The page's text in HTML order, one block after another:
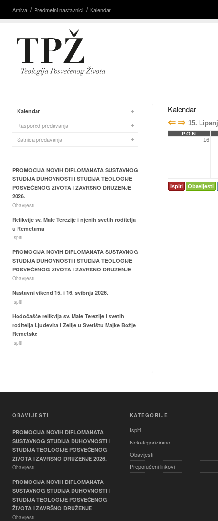
Arhiva Predmetni nastavnici Kalendar
Kalendar
⇐ ⇒ 15.
PON
16
Ispiti Obavijesti
Kalendar
Raspored predavanja
Satnica predavanja
PROMOCIJA NOVIH DIPLOMANATA SUSTAVNOG
STUDIJA DUHOVNOSTI I STUDIJA TEOLOGIJE
POSVEĆENOG ŽIVOTA I ZAVRŠNO DRUŽENJE
2026.
Obavijesti
Relikvije sv. Male Terezije i njenih svetih roditelja
u Remetama
Ispiti
PROMOCIJA NOVIH DIPLOMANATA SUSTAVNOG
STUDIJA DUHOVNOSTI I STUDIJA TEOLOGIJE
POSVEĆENOG ŽIVOTA I ZAVRŠNO DRUŽENJE
Obavijesti
Nastavni vikend 15. i 16. svibnja 2026.
Ispiti
Hodočašće relikvija sv. Male Terezije i svetih
roditelja Ljudevita i Zelije u Svetištu Majke Božje
Remetske
Ispiti
OBAVIJESTI
PROMOCIJA NOVIH DIPLOMANATA
SUSTAVNOG STUDIJA DUHOVNOSTI I
STUDIJA TEOLOGIJE POSVEĆENOG
ŽIVOTA I ZAVRŠNO DRUŽENJE 2026.
Obavijesti
PROMOCIJA NOVIH DIPLOMANATA
SUSTAVNOG STUDIJA DUHOVNOSTI I
STUDIJA TEOLOGIJE POSVEĆENOG
ŽIVOTA I ZAVRŠNO DRUŽENJE
Obavijesti
KATEGORIJE
Ispiti
Nekategorizirano
Obavijesti
Preporučeni linkovi